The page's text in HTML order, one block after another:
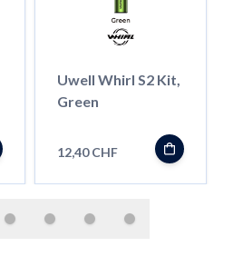
Uwell Whirl S2 Kit,
Green
12,40 CHF